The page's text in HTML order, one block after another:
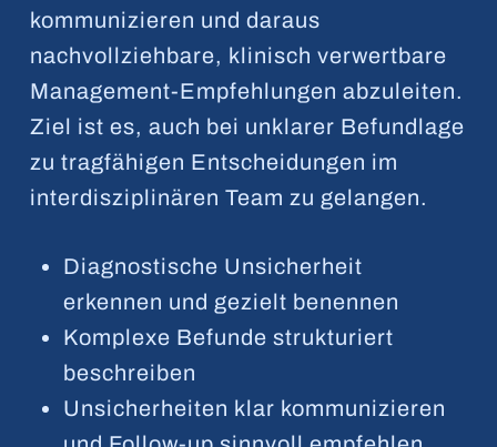
kommunizieren und daraus
nachvollziehbare, klinisch verwertbare
Management-Empfehlungen abzuleiten.
Ziel ist es, auch bei unklarer Befundlage
zu tragfähigen Entscheidungen im
interdisziplinären Team zu gelangen.
Diagnostische Unsicherheit
erkennen und gezielt benennen
Komplexe Befunde strukturiert
beschreiben
Unsicherheiten klar kommunizieren